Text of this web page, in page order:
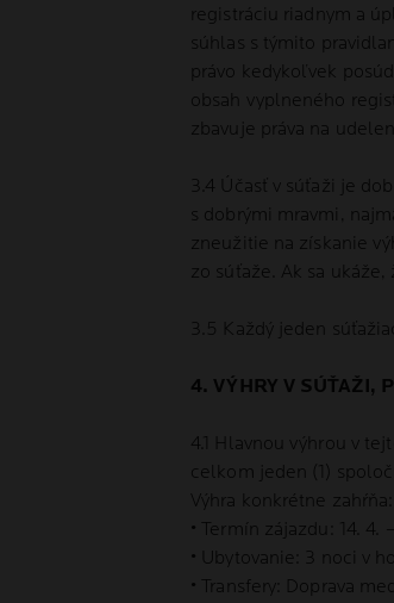
registráciu riadnym a
súhlas s týmito
právo kedykoľvek
obsah vyplneného
zbavuje práva na
3.4 Účasť v súťaži je
s dobrými mravmi,
zneužitie na získanie
zo súťaže. Ak sa
3.5 Každý jeden
4. VÝHRY V SÚŤAŽI,
4.1 Hlavnou výhrou v
celkom jeden (1)
Výhra konkrétne zahŕňa:
• Termín zájazdu: 14.
• Ubytovanie: 3 noci v
• Transfery: Doprava